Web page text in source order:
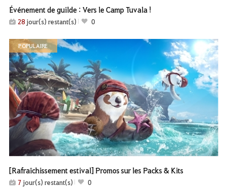
Événement de guilde : Vers le Camp Tuvala !
28 jour(s) restant(s) 0
POPULAIRE
[Rafraîchissement estival] Promos sur les Packs & Kits
7 jour(s) restant(s) 0